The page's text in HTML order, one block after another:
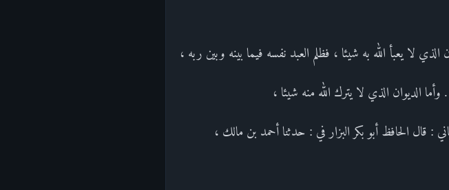
الديوان الذي لا يترك الله منه شيئا ،
: قال الحافظ أبو بكر البزار في : حدثنا أحمد بن مالك ،